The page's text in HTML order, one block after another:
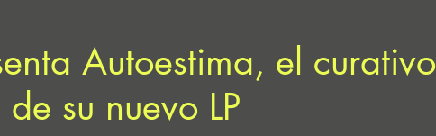
Autoestima, el curativo
su nuevo LP